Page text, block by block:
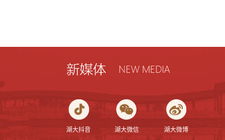
湖大抖音 湖大微信 湖大微博